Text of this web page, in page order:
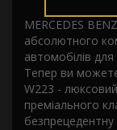
MERCEDES
абсолютного
автомобілів для
Тепер ви
W223 -
преміального
безпрецедентну